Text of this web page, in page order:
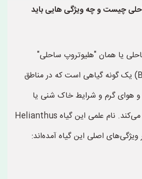
چیست و چه ویژگی هایی باید
یا همان "هلیوتروپ ساحلی"
(Beach Sunflower) یک گونه گیاهی است که در مناطق
هوای گرم و شرایط خاک شنی یا
خاک لبه ساحل رشد می‌کند. نام علمی این گیاه Helianthus